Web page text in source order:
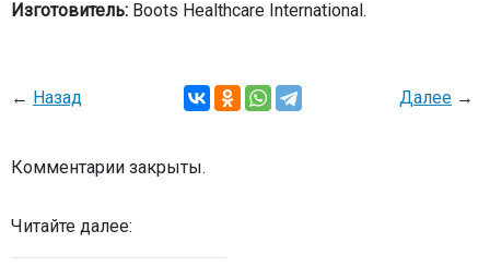
Изготовитель: Boots Healthcare International.
← Назад Далее →
Комментарии закрыты.
Читайте далее: